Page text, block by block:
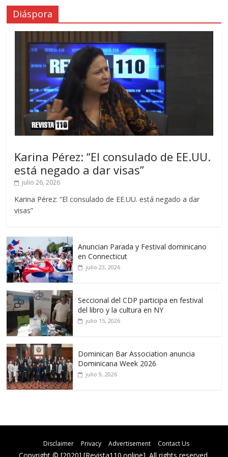
Diáspora
Karina Pérez: “El consulado de EE.UU.
está negado a dar visas”
julio 26, 2026
Karina Pérez: “El consulado de EE.UU. está negado a dar
visas”
Anuncian Parada y Festival dominicano
en Connecticut
julio 23, 2026
Seccional del CDP participa en festival
del libro y la cultura en NY
julio 15, 2026
Dominican Bar Association anuncia
Dominicana Week 2026
julio 9, 2026
Disclaimer Privacy Advertisement Contact Us